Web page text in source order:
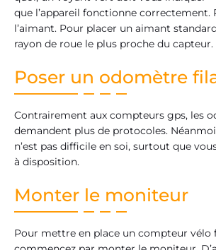
que l’appareil fonctionne correctement.
l’aimant. Pour placer un aimant
rayon de roue le plus proche du capteur.
Poser un odomètre
Contrairement aux compteurs gps, les
demandent plus de protocoles.
n’est pas difficile en soi, surtout que
à disposition.
Monter le moniteur
Pour mettre en place un compteur vélo